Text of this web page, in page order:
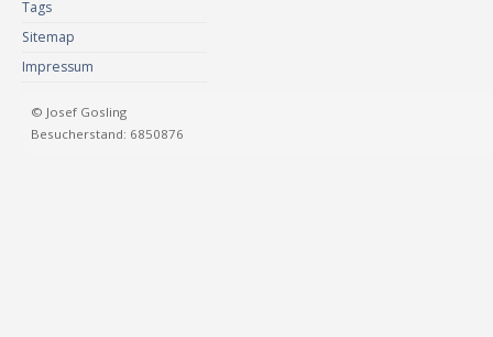
Tags
Sitemap
Impressum
© Josef Gosling
Besucherstand: 6850876